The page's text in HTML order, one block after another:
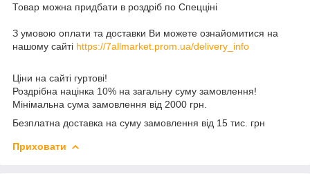
Товар можна придбати в роздріб по Спецціні
З умовою оплати та доставки Ви можете ознайомитися на
нашому сайті https://7allmarket.prom.ua/delivery_info
Ціни на сайті гуртові!
Роздрібна націнка 10% на загальну суму замовлення!
Мінімальна сума замовлення від 2000 грн.
Безплатна доставка на суму замовлення від 15 тис. грн
Приховати